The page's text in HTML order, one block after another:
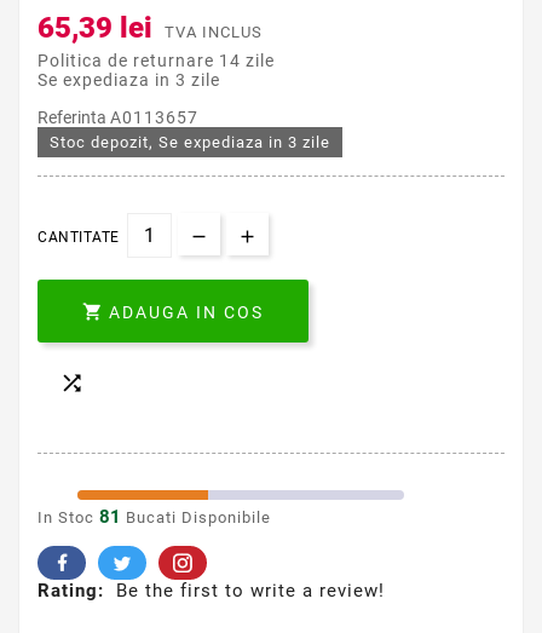
65,39 lei TVA INCLUS
Politica de returnare 14 zile
Se expediaza in 3 zile
Referinta A0113657
Stoc depozit, Se expediaza in 3 zile
CANTITATE
 ADAUGA IN COS

In Stoc 81 Bucati Disponibile
Rating: Be the first to write a review!